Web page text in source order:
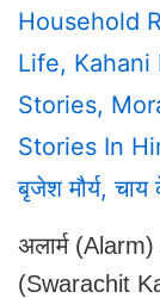
Household
Life, Kahani
Stories,
Stories In
बृजेश मौर्य,
अलार्म
(Swarachit